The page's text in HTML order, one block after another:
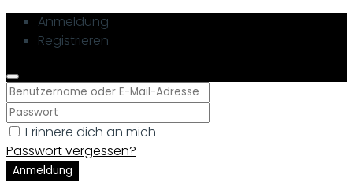
Anmeldung
Registrieren
Erinnere dich an mich
Passwort vergessen?
Anmeldung